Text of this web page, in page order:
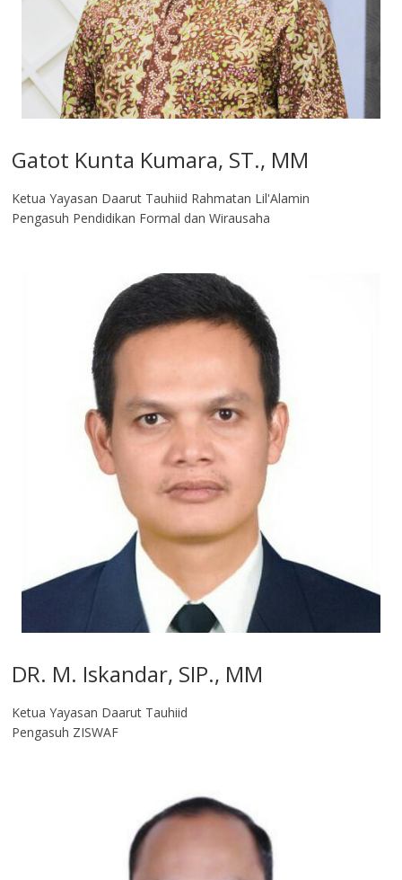
Gatot Kunta Kumara, ST., MM
Ketua Yayasan Daarut Tauhiid Rahmatan Lil'Alamin
Pengasuh Pendidikan Formal dan Wirausaha
DR. M. Iskandar, SIP., MM
Ketua Yayasan Daarut Tauhiid
Pengasuh ZISWAF